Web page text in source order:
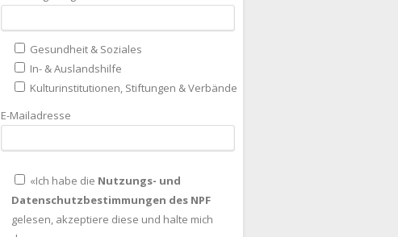
Gesundheit & Soziales
In- & Auslandshilfe
Kulturinstitutionen, Stiftungen & Verbände
E-Mailadresse
«Ich habe die Nutzungs- und
Datenschutzbestimmungen des NPF
gelesen, akzeptiere diese und halte mich